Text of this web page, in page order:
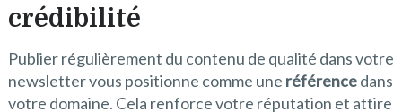
crédibilité
Publier régulièrement du contenu de qualité dans votre
newsletter vous positionne comme une référencedans
votre domaine. Cela renforce votre réputation et attire